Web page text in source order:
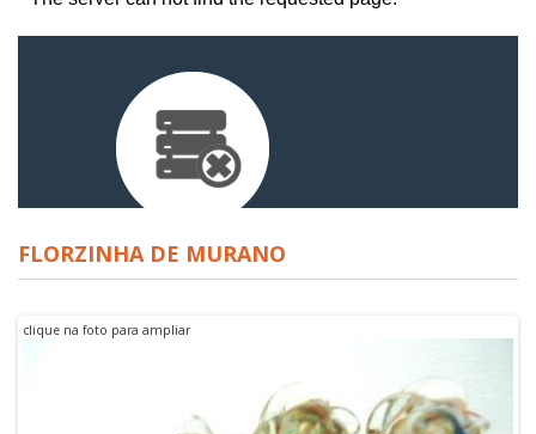
FLORZINHA DE MURANO
clique na foto para ampliar